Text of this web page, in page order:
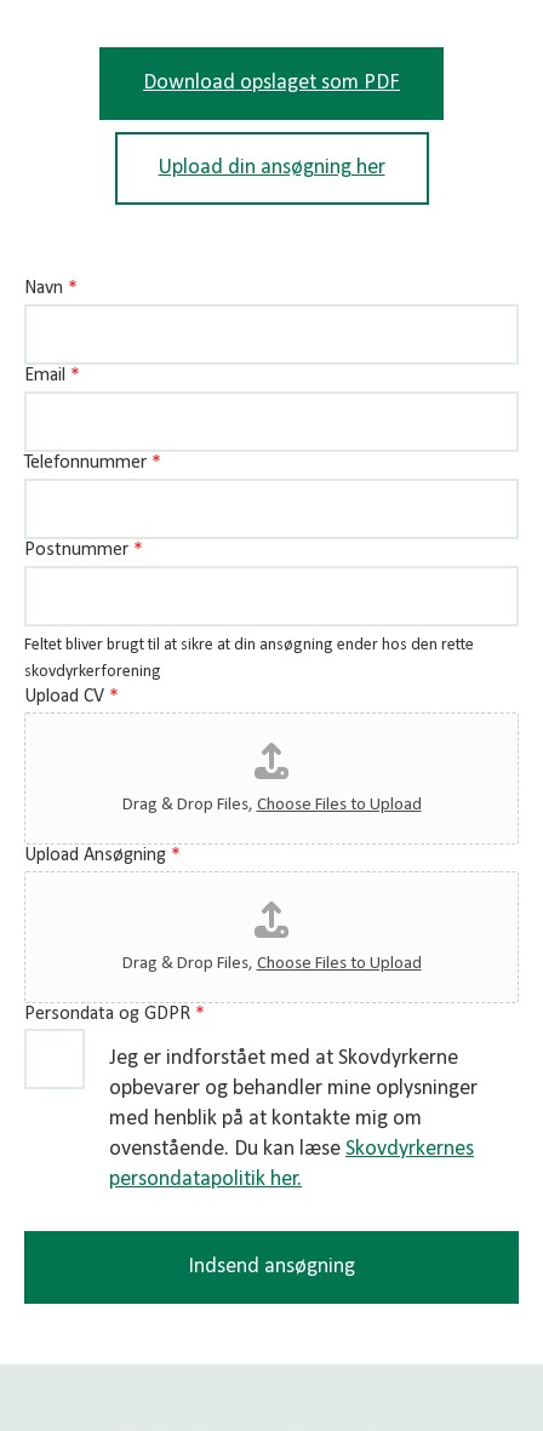
Download opslaget som PDF
Upload din ansøgning her
Navn *
Email *
Telefonnummer *
Postnummer *
Feltet bliver brugt til at sikre at din ansøgning ender hos den rette
skovdyrkerforening
Upload CV *
Drag & Drop Files, Choose Files to Upload
Upload Ansøgning *
Drag & Drop Files, Choose Files to Upload
Persondata og GDPR *
Jeg er indforstået med at Skovdyrkerne
opbevarer og behandler mine oplysninger
med henblik på at kontakte mig om
ovenstående. Du kan læse Skovdyrkernes
persondatapolitik her.
Indsend ansøgning